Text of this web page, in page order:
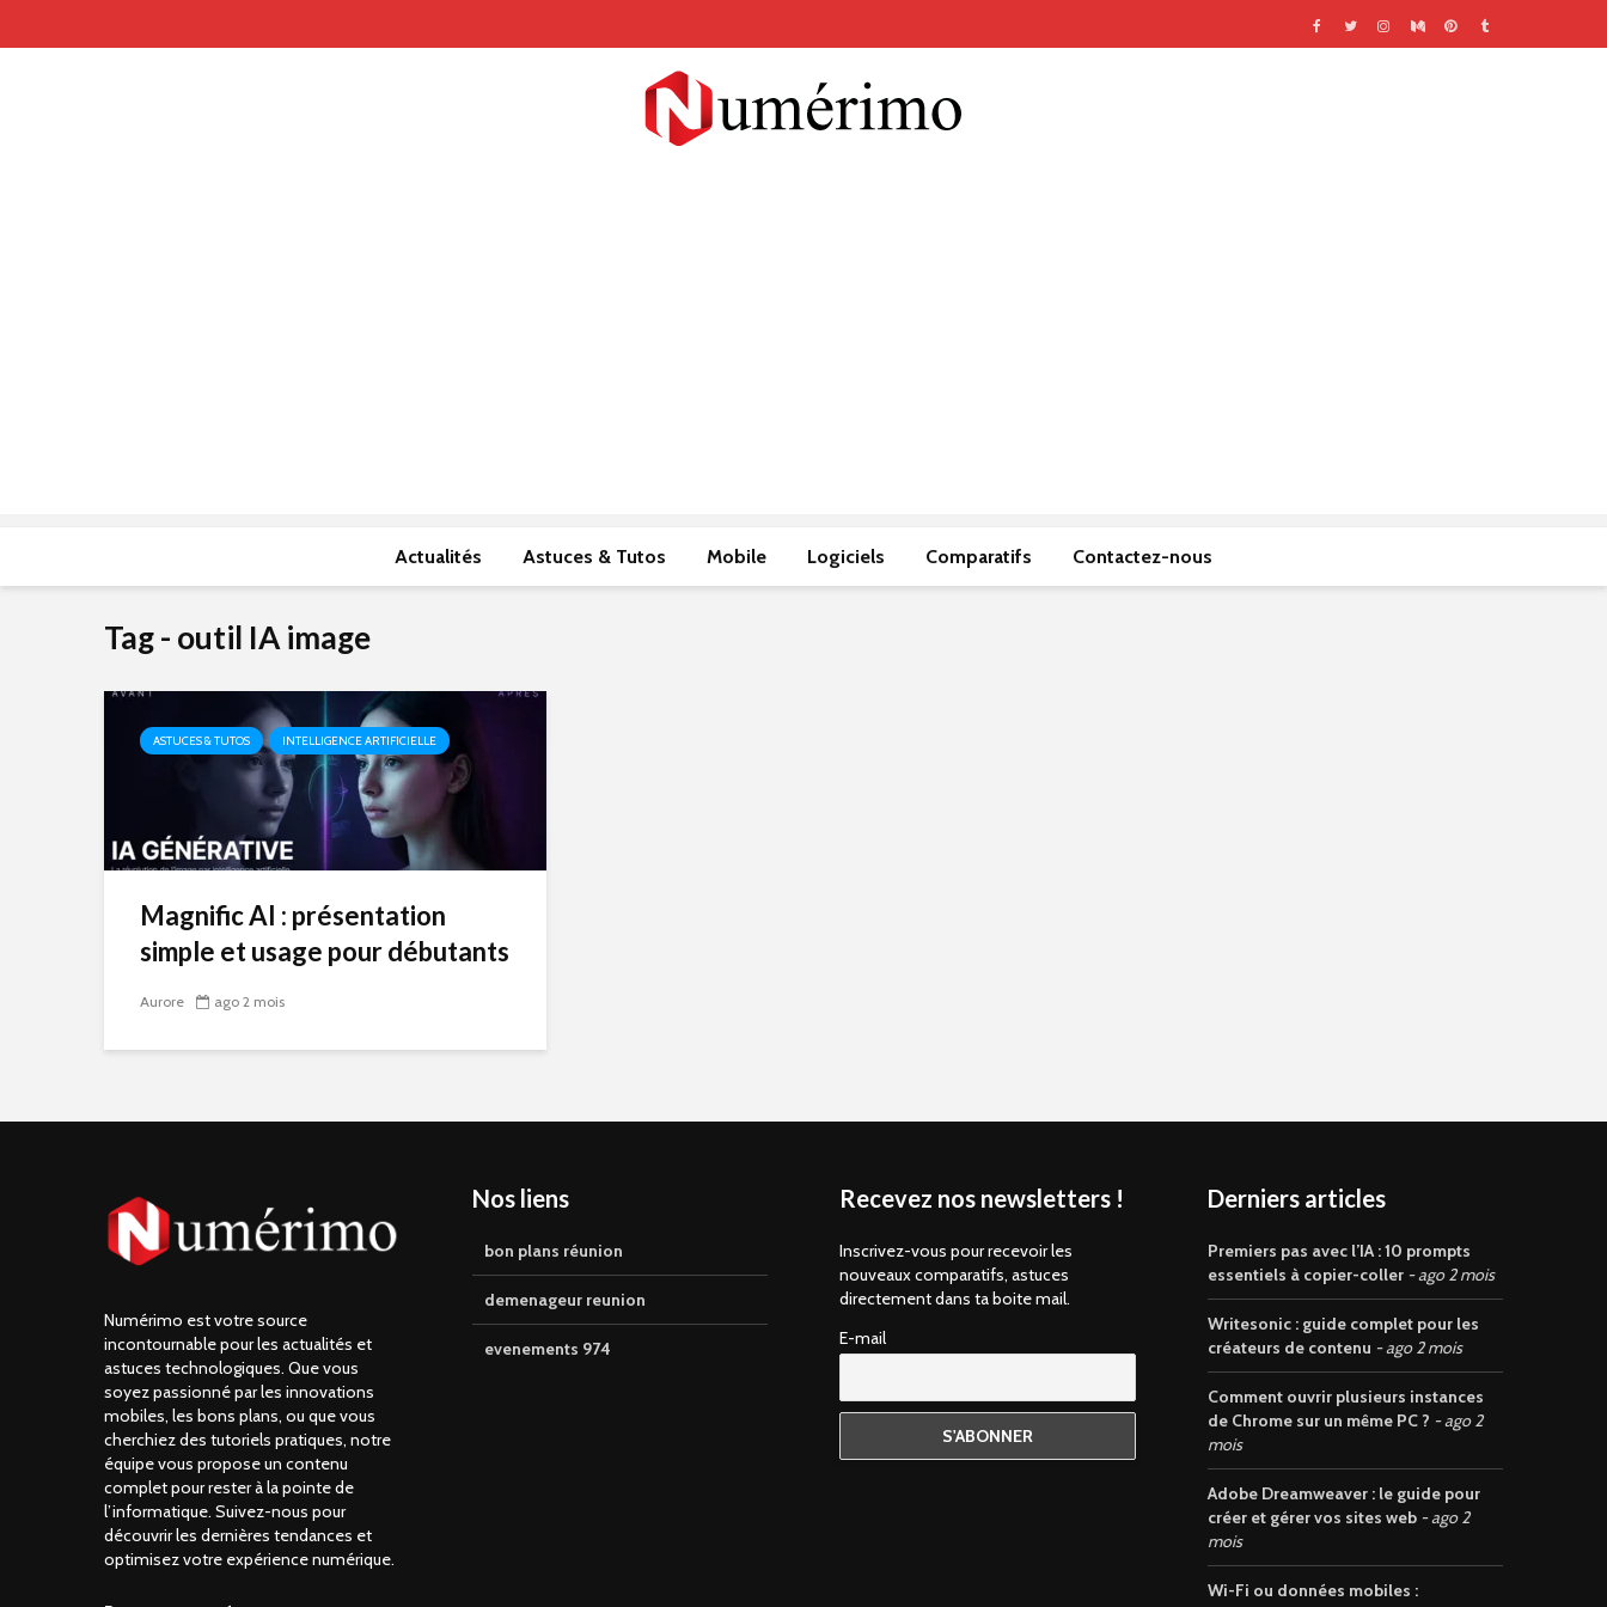
Actualités Astuces & Tutos Mobile Logiciels Comparatifs Contactez-nous
Tag - outil IA image
ASTUCES & TUTOS INTELLIGENCE ARTIFICIELLE
Magnific AI : présentation
simple et usage pour débutants
Aurore ago 2 mois
Numérimo est votre source
incontournable pour les actualités et
astuces technologiques. Que vous
soyez passionné par les innovations
mobiles, les bons plans, ou que vous
cherchiez des tutoriels pratiques, notre
équipe vous propose un contenu
complet pour rester à la pointe de
l’informatique. Suivez-nous pour
découvrir les dernières tendances et
optimisez votre expérience numérique.
Nos liens
bon plans réunion
demenageur reunion
evenements 974
Recevez nos newsletters !
Inscrivez-vous pour recevoir les
nouveaux comparatifs, astuces
directement dans ta boite mail.
E-mail
Derniers articles
Premiers pas avec l’IA : 10 prompts
essentiels à copier-coller
ago 2 mois
Writesonic : guide complet pour les
créateurs de contenu
ago 2 mois
Comment ouvrir plusieurs instances
de Chrome sur un même PC ?
ago 2
mois
Adobe Dreamweaver : le guide pour
créer et gérer vos sites web
ago 2
mois
Wi-Fi ou données mobiles :